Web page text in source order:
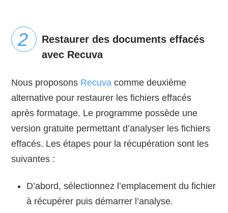
Restaurer des documents effacés
avec Recuva
Nous proposons Recuva comme deuxième
alternative pour restaurer les fichiers effacés
après formatage. Le programme possède une
version gratuite permettant d’analyser les fichiers
effacés. Les étapes pour la récupération sont les
suivantes :
D’abord, sélectionnez l’emplacement du fichier
à récupérer puis démarrer l’analyse.